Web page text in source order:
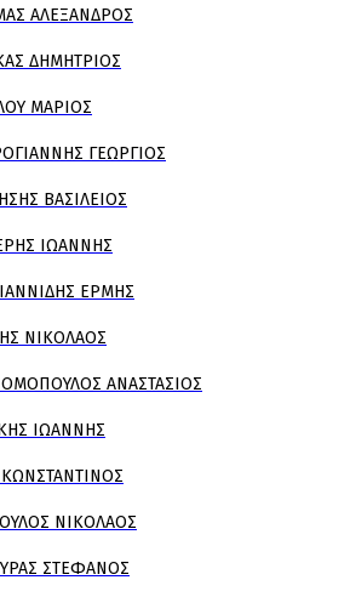
ΑΛΕΞΑΝΔΡΟΣ
ΔΗΜΗΤΡΙΟΣ
ΜΑΡΙΟΣ
ΓΕΩΡΓΙΟΣ
ΒΑΣΙΛΕΙΟΣ
ΙΩΑΝΝΗΣ
ΕΡΜΗΣ
ΝΙΚΟΛΑΟΣ
ΑΝΑΣΤΑΣΙΟΣ
ΙΩΑΝΝΗΣ
ΚΩΝΣΤΑΝΤΙΝΟΣ
ΝΙΚΟΛΑΟΣ
ΣΤΕΦΑΝΟΣ